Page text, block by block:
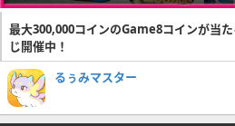
最大300,000コインのGame8コインが当
じ開催中！
るぅみマスター